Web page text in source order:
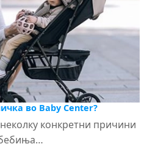
во Baby Center?
конкретни причини